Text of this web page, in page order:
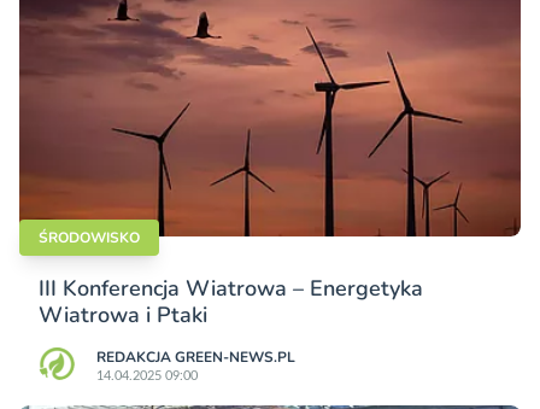
ŚRODOWISKO
III Konferencja Wiatrowa – Energetyka
Wiatrowa i Ptaki
REDAKCJA GREEN-NEWS.PL
14.04.2025 09:00